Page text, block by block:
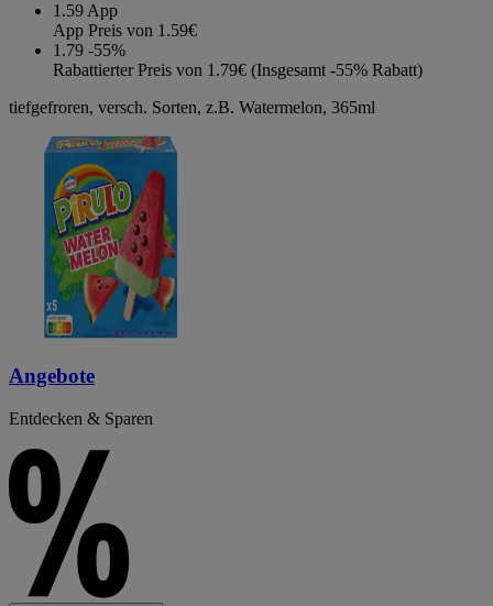
1.59 App
App Preis von 1.59€
1.79 -55%
Rabattierter Preis von 1.79€ (Insgesamt -55% Rabatt)
tiefgefroren, versch. Sorten, z.B. Watermelon, 365ml
Angebote
Entdecken & Sparen